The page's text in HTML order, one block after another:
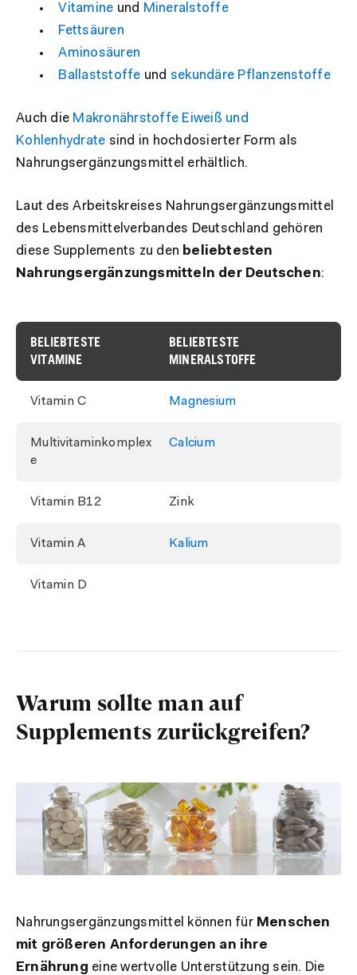
Vitamine und Mineralstoffe
Fettsäuren
Aminosäuren
Ballaststoffe und sekundäre Pflanzenstoffe
Auch die Makronährstoffe Eiweiß und
Kohlenhydrate sind in hochdosierter Form als
Nahrungsergänzungsmittel erhältlich.
Laut des Arbeitskreises Nahrungsergänzungsmittel
des Lebensmittelverbandes Deutschland gehören
diese Supplements zu den beliebtesten
Nahrungsergänzungsmitteln der Deutschen:
BELIEBTESTE
VITAMINE
BELIEBTESTE
MINERALSTOFFE
Vitamin C Magnesium
Multivitaminkomplex
e
Calcium
Vitamin B12 Zink
Vitamin A Kalium
Vitamin D
Warum sollte man auf
Supplements zurückgreifen?
Nahrungsergänzungsmittel können für Menschen
mit größeren Anforderungen an ihre
Ernährung eine wertvolle Unterstützung sein. Die